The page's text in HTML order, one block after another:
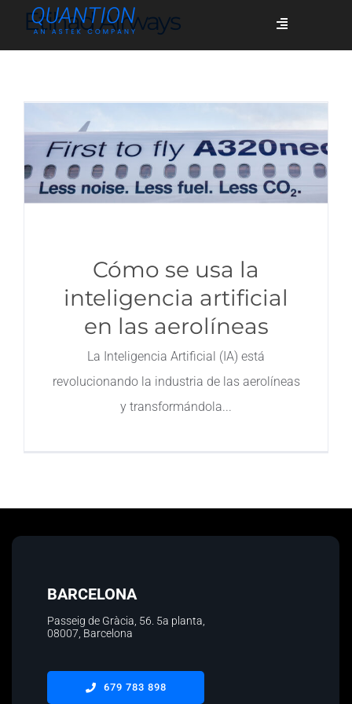
Toggle
Quiénes somos
Casos de éxito
Contacto
Etihad Airways
Cómo se usa la
inteligencia artificial
en las aerolíneas
La Inteligencia Artificial (IA) está
revolucionando la industria de las aerolíneas
y transformándola
BARCELONA
Passeig de Gràcia, 56. 5a planta
08007, Barcelona
679 783 898